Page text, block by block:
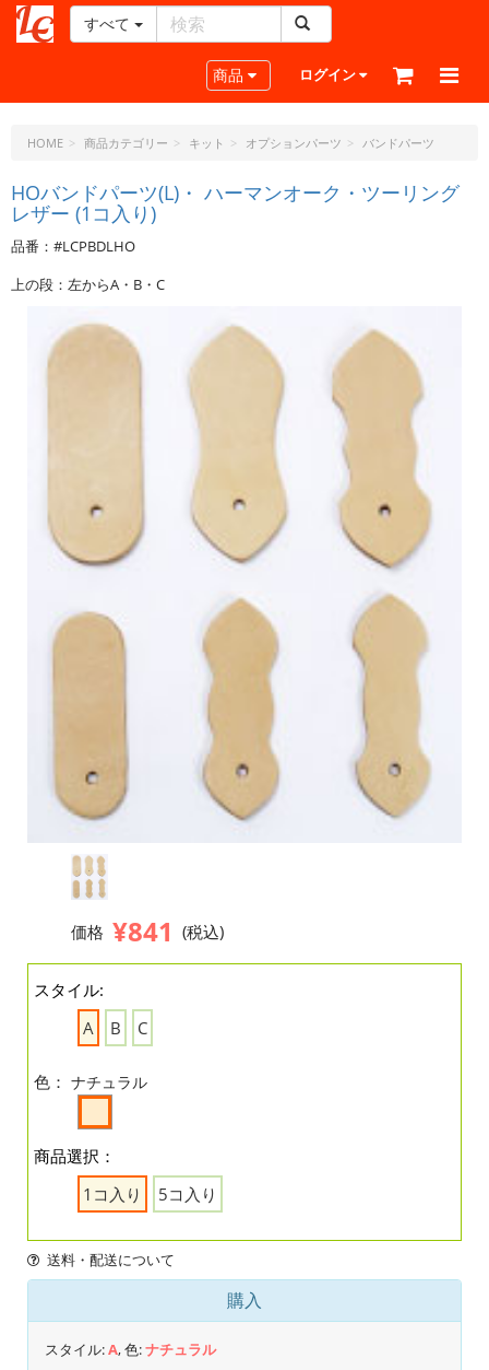
ー
ラ
ト・
ド
ッ
ト・
ジ
すべて
Toggle navigation
商品 ログイン
HOME 商品カテゴリー キット オプションパーツ バンドパーツ
HOバンドパーツ(L)・ ハーマンオーク・ツーリング
レザー (1コ入り)
品番：#LCPBDLHO
上の段：左からA・B・C
価格 ¥841 (税込)
スタイル:
A
B C
色： ナチュラル
商品選択：
1コ入り
5コ入り
送料・配送について
購入
スタイル:A, 色:ナチュラル